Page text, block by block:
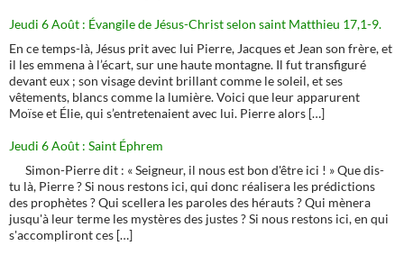
Jeudi 6 Août : Évangile de Jésus-Christ selon saint Matthieu 17,1-9.
En ce temps-là, Jésus prit avec lui Pierre, Jacques et Jean son frère, et
il les emmena à l’écart, sur une haute montagne. Il fut transfiguré
devant eux ; son visage devint brillant comme le soleil, et ses
vêtements, blancs comme la lumière. Voici que leur apparurent
Moïse et Élie, qui s’entretenaient avec lui. Pierre alors […]
Jeudi 6 Août : Saint Éphrem
Simon-Pierre dit : « Seigneur, il nous est bon d'être ici ! » Que dis-
tu là, Pierre ? Si nous restons ici, qui donc réalisera les prédictions
des prophètes ? Qui scellera les paroles des hérauts ? Qui mènera
jusqu'à leur terme les mystères des justes ? Si nous restons ici, en qui
s'accompliront ces […]